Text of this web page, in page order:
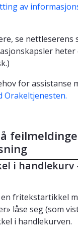
av
se nettleserens
heter
for assistanse
Orakeltjenesten.
i handlekurv
fritekstartikkel
låse seg (som
i handlekurven.